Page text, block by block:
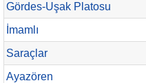
Gördes-Uşak Platosu
İmamlı
Saraçlar
Ayazören